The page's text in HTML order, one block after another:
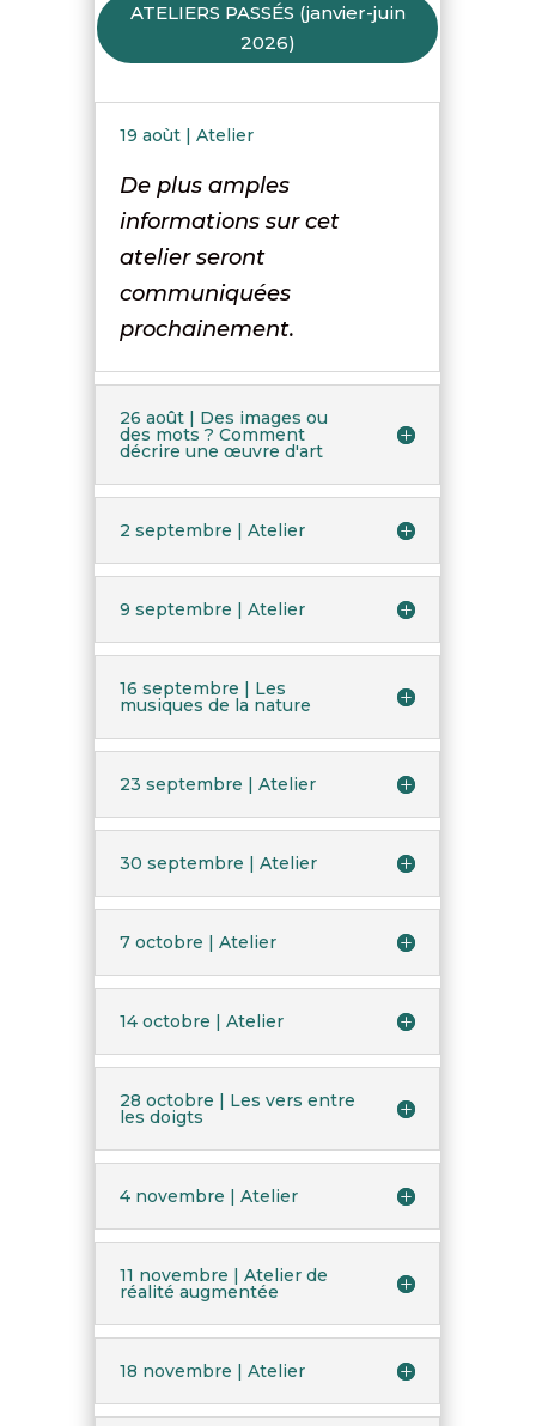
ATELIERS PASSÉS (janvier-juin
2026)
19 aoùt | Atelier
De plus amples
informations sur cet
atelier seront
communiquées
prochainement.
26 août | Des images ou
des mots ? Comment
décrire une œuvre d'art
2 septembre | Atelier
9 septembre | Atelier
16 septembre | Les
musiques de la nature
23 septembre | Atelier
30 septembre | Atelier
7 octobre | Atelier
14 octobre | Atelier
28 octobre | Les vers entre
les doigts
4 novembre | Atelier
11 novembre | Atelier de
réalité augmentée
18 novembre | Atelier